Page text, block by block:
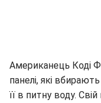
Американець Коді
панелі, які
її в питну воду.